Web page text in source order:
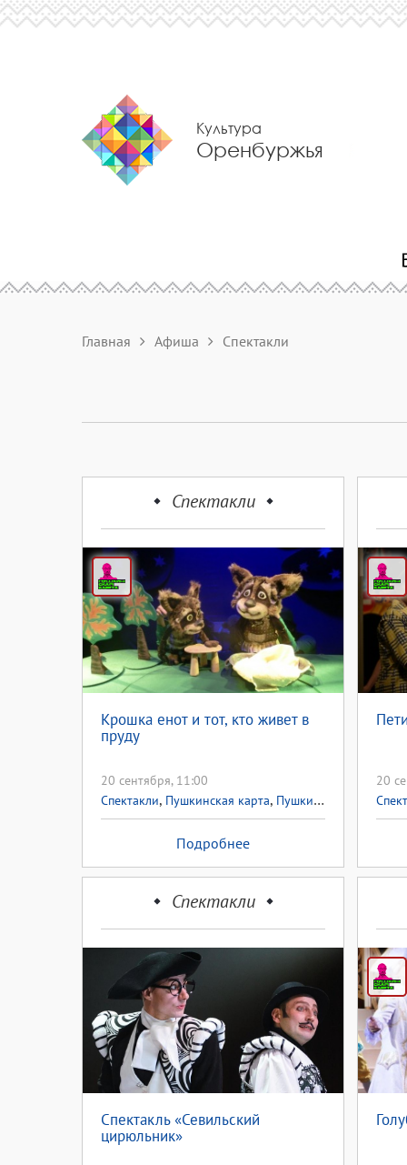
Культура
Оренбуржья
Главная Афиша Спектакли
Спектакли
Крошка енот и тот, кто живет в
пруду
20 сентября, 11:00
Спектакли, Пушкинская карта, Пушкинская карта
Подробнее
20
Спектакли
Спектакль «Севильский
цирюльник»